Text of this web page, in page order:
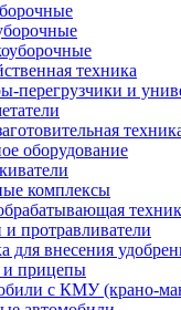
техника
перегрузчики и
оборудование
комплексы
и протравливатели
для внесения
прицепы
с КМУ (крано-